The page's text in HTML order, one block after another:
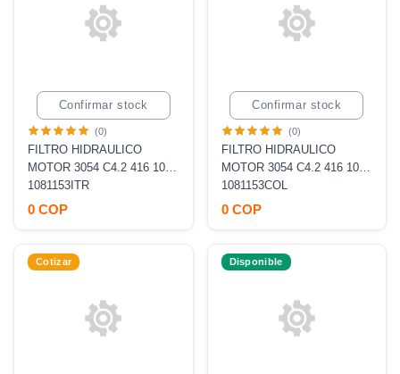
Confirmar stock
(0)
FILTRO HIDRAULICO
MOTOR 3054 C4.2 416 10
MICRAS [P165659 P179518,
HF6586, BT8876MPG]
1081153ITR
0 COP
Confirmar stock
(0)
FILTRO HIDRAULICO
MOTOR 3054 C4.2 416 10
MICRAS [P165659 P179518,
HF6586, BT8876MPG]
1081153COL
0 COP
Cotizar Disponible